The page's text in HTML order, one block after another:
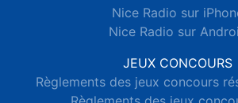
Nice Radio sur
Nice Radio sur
JEUX CONCOURS
Règlements des jeux concours